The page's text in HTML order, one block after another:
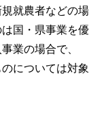
就農者などの場
国・県事業を優
業の場合で、
については対象